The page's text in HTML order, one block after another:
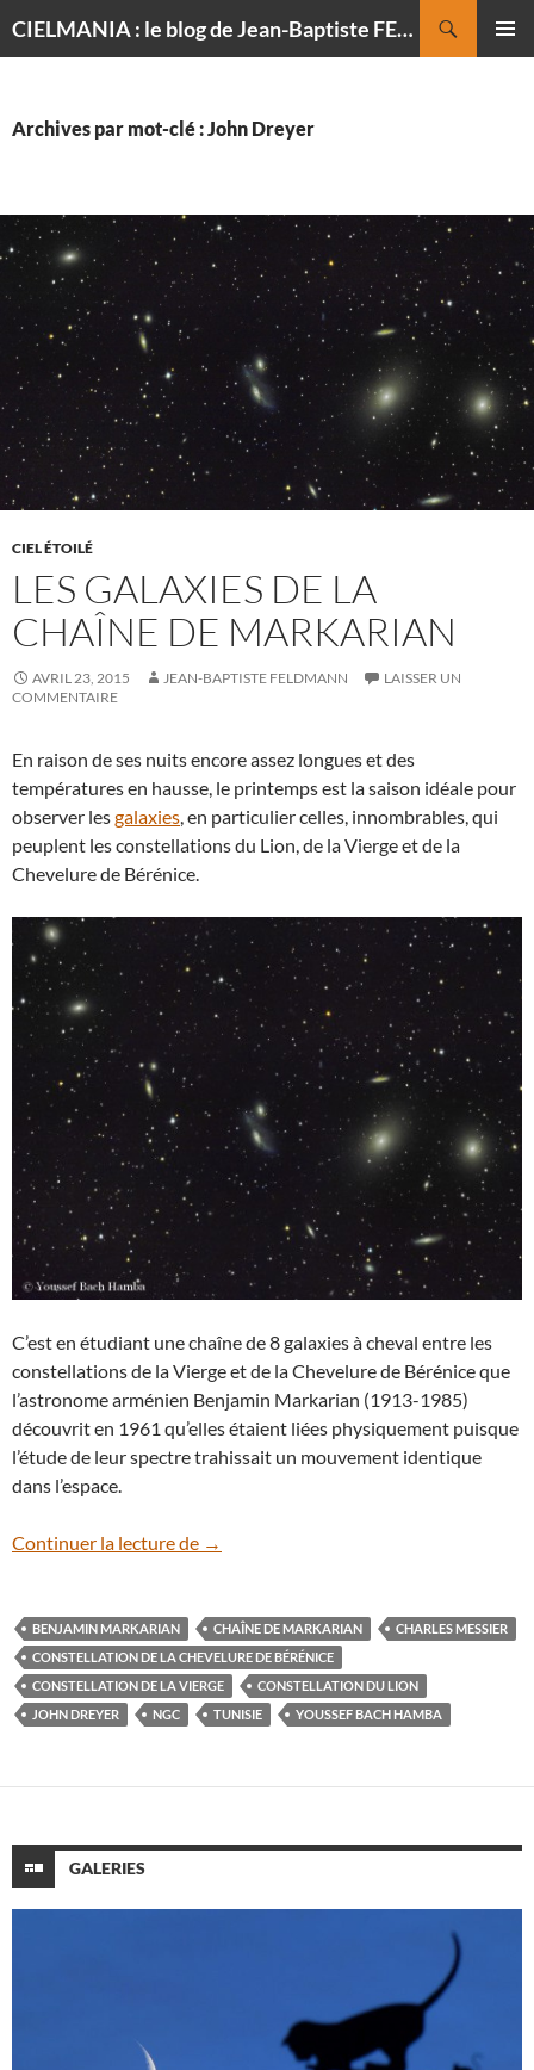
CIELMANIA : le blog de Jean-Baptiste FELDMANN, photographe du ciel
Archives par mot-clé : John Dreyer
CIEL ÉTOILÉ
LES GALAXIES DE LA
CHAÎNE DE MARKARIAN
AVRIL 23, 2015 JEAN-BAPTISTE FELDMANN
LAISSER UN
COMMENTAIRE
En raison de ses nuits encore assez longues et des
températures en hausse, le printemps est la saison idéale pour
observer lesgalaxies, en particulier celles, innombrables, qui
peuplent les constellations du Lion, de la Vierge et de la
Chevelure de Bérénice.
C’est en étudiant une chaîne de 8 galaxies à cheval entre les
constellations de la Vierge et de la Chevelure de Bérénice que
l’astronome arménien Benjamin Markarian (1913-1985)
découvrit en 1961 qu’elles étaient liées physiquement puisque
l’étude de leur spectre trahissait un mouvement identique
dans l’espace.
Continuer la lecture de Les galaxies de la Chaîne de Markarian
→
BENJAMIN MARKARIAN CHAÎNE DE MARKARIAN
CHARLES MESSIER
CONSTELLATION DE LA CHEVELURE DE BÉRÉNICE
CONSTELLATION DE LA VIERGE
CONSTELLATION DU LION
JOHN DREYER
NGC TUNISIE YOUSSEF BACH HAMBA
GALERIES